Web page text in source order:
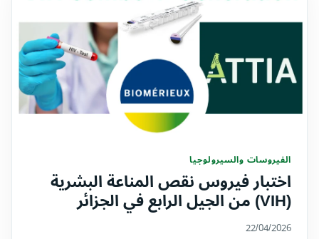
الفيروسات والسيرولوجيا
اختبار فيروس نقص المناعة البشرية
(VIH) من الجيل الرابع في الجزائر
22/04/2026